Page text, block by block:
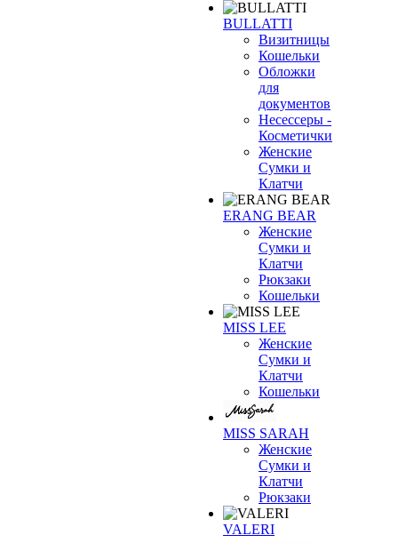
BULLATTI
Визитницы
Кошельки
Обложки
для
документов
Несессеры -
Косметички
Женские
Сумки и
Клатчи
ERANG BEAR
Женские
Сумки и
Клатчи
Рюкзаки
Кошельки
MISS LEE
Женские
Сумки и
Клатчи
Кошельки
MISS SARAH
Женские
Сумки и
Клатчи
Рюкзаки
VALERI